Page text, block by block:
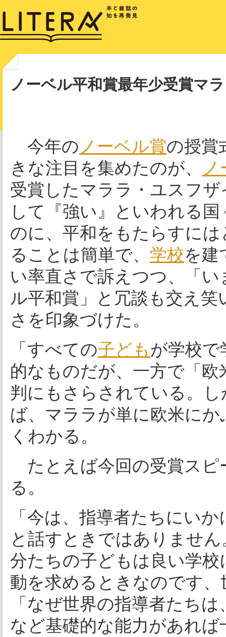
ノーベル平和賞最年少受賞マ
今年の ノーベル賞の授賞
きな注目を集めたのが、
受賞したマララ・ユスフ
して『強い』といわれる
のに、平和をもたらすに
ることは簡単で、 学校を建
い率直さで訴えつつ、「
ル平和賞」と冗談も交え
さを印象づけた。
「すべての子ども が学校
的なものだが、一方で「
判にもさらされている。
ば、マララが単に欧米に
くわかる。
たとえば今回の受賞スピ
る。
「今は、指導者たちにい
と話すときではありませ
分たちの子どもは良い学
動を求めるときなのです
「なぜ世界の指導者たち
など基礎的な能力があれ